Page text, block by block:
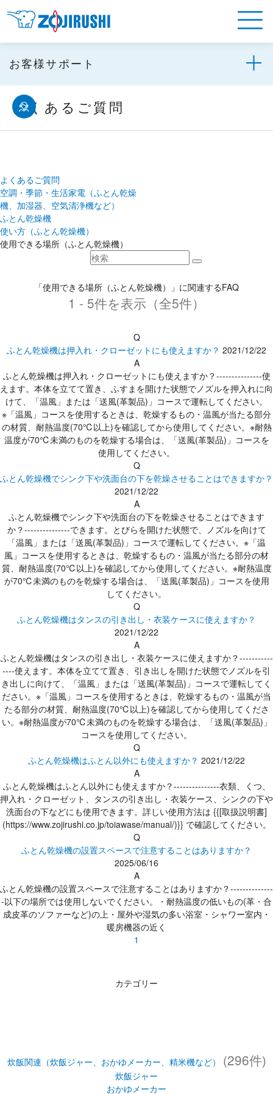
お客様サポート
よくあるご質問
よくあるご質問
空調・季節・生活家電（ふとん乾燥
機、加湿器、空気清浄機など）
ふとん乾燥機
使い方（ふとん乾燥機）
使用できる場所（ふとん乾燥機）
「使用できる場所（ふとん乾燥機）」に関連するFAQ
1 - 5件を表示（全5件）
Q
ふとん乾燥機は押入れ・クローゼットにも使えますか？ 2021/12/22
A
ふとん乾燥機は押入れ・クローゼットにも使えますか？---------------使
えます。本体を立てて置き、ふすまを開けた状態でノズルを押入れに向
けて、「温風」または「送風(革製品)」コースで運転してください。
※「温風」コースを使用するときは、乾燥するもの・温風が当たる部分
の材質、耐熱温度(70℃以上)を確認してから使用してください。※耐熱
温度が70℃未満のものを乾燥する場合は、「送風(革製品)」コースを
使用してください。
Q
ふとん乾燥機でシンク下や洗面台の下を乾燥させることはできますか？
2021/12/22
A
ふとん乾燥機でシンク下や洗面台の下を乾燥させることはできます
か？---------------できます。とびらを開けた状態で、ノズルを向けて
「温風」または「送風(革製品)」コースで運転してください。※「温
風」コースを使用するときは、乾燥するもの・温風が当たる部分の材
質、耐熱温度(70℃以上)を確認してから使用してください。※耐熱温度
が70℃未満のものを乾燥する場合は、「送風(革製品)」コースを使用
してください。
Q
ふとん乾燥機はタンスの引き出し・衣装ケースに使えますか？
2021/12/22
A
ふとん乾燥機はタンスの引き出し・衣装ケースに使えますか？-----------
----使えます。本体を立てて置き、引き出しを開けた状態でノズルを引
き出しに向けて、「温風」または「送風(革製品)」コースで運転してく
ださい。※「温風」コースを使用するときは、乾燥するもの・温風が当
たる部分の材質、耐熱温度(70℃以上)を確認してから使用してくださ
い。※耐熱温度が70℃未満のものを乾燥する場合は、「送風(革製品)」
コースを使用してください。
Q
ふとん乾燥機はふとん以外にも使えますか？ 2021/12/22
A
ふとん乾燥機はふとん以外にも使えますか？---------------衣類、くつ、
押入れ・クローゼット、タンスの引き出し・衣装ケース、シンクの下や
洗面台の下などにも使用できます。詳しい使用方法は {{[取扱説明書]
(https://www.zojirushi.co.jp/toiawase/manual/)}} で確認してください。
Q
ふとん乾燥機の設置スペースで注意することはありますか？
2025/06/16
A
ふとん乾燥機の設置スペースで注意することはありますか？--------------
-以下の場所では使用しないでください。・耐熱温度の低いもの(革・合
成皮革のソファーなど)の上・屋外や湿気の多い浴室・シャワー室内・
暖房機器の近く
1
カテゴリー
炊飯関連（炊飯ジャー、おかゆメーカー、精米機など） (296件)
炊飯ジャー
おかゆメーカー